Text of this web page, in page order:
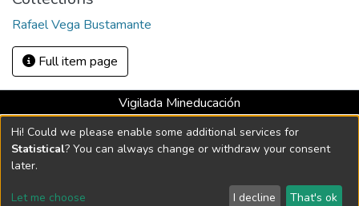
Rafael Vega Bustamante
Full item page
Vigilada Mineducación
Universidad con Acreditación Institucional hasta 2026 -
Resolución MEN 2158 de 2018
DSpace software copyright © 2002-2026 LYRASIS
Hi! Could we please enable some additional services for
Statistical? You can always change or withdraw your consent
later.
Let me choose I decline That's ok